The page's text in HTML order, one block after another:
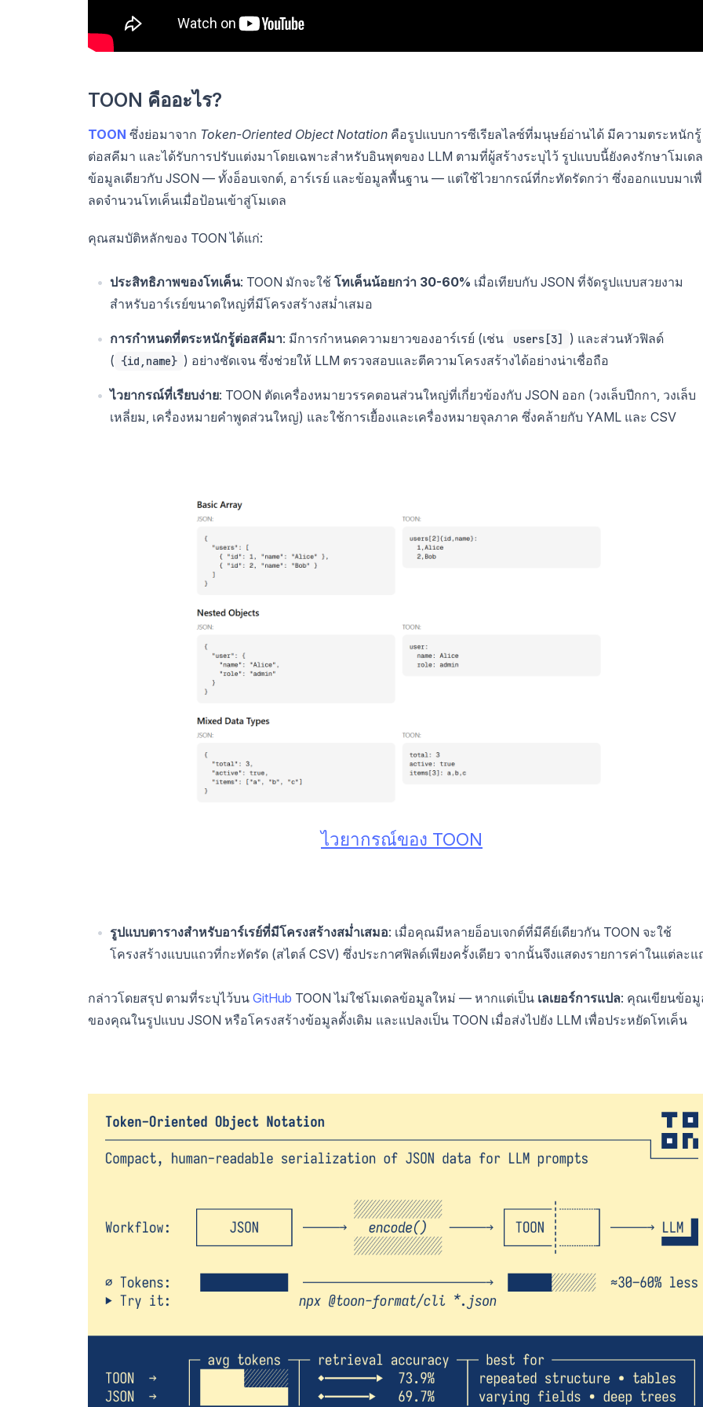
TOON คืออะไร?
TOON ซึ่งย่อมาจาก Token-Oriented Object Notation คือรูปแบบการซีเรียลไลซ์ที่มนุษย์อ่านได้ มีความตระหนักรู้
ต่อสคีมา และได้รับการปรับแต่งมาโดยเฉพาะสำหรับอินพุตของ LLM ตามที่ผู้สร้างระบุไว้ รูปแบบนี้ยังคงรักษาโมเดล
ข้อมูลเดียวกับ JSON — ทั้งอ็อบเจกต์, อาร์เรย์ และข้อมูลพื้นฐาน — แต่ใช้ไวยากรณ์ที่กะทัดรัดกว่า ซึ่งออกแบบมาเ
ลดจำนวนโทเค็นเมื่อป้อนเข้าสู่โมเดล
คุณสมบัติหลักของ TOON ได้แก่:
ประสิทธิภาพของโทเค็น: TOON มักจะใช้ โทเค็นน้อยกว่า 30-60% เมื่อเทียบกับ JSON ที่จัดรูปแบบสวยงาม
สำหรับอาร์เรย์ขนาดใหญ่ที่มีโครงสร้างสม่ำเสมอ
การกำหนดที่ตระหนักรู้ต่อสคีมา: มีการกำหนดความยาวของอาร์เรย์ (เช่น users[3]
) และส่วนหัวฟิลด์
( {id,name} ) อย่างชัดเจน ซึ่งช่วยให้ LLM ตรวจสอบและตีความโครงสร้างได้อย่างน่าเชื่อถือ
ไวยากรณ์ที่เรียบง่าย: TOON ตัดเครื่องหมายวรรคตอนส่วนใหญ่ที่เกี่ยวข้องกับ JSON ออก (วงเล็บปีกกา, วงเล็บ
เหลี่ยม, เครื่องหมายคำพูดส่วนใหญ่) และใช้การเยื้องและเครื่องหมายจุลภาค ซึ่งคล้ายกับ YAML และ CSV
ไวยากรณ์ของ TOON
รูปแบบตารางสำหรับอาร์เรย์ที่มีโครงสร้างสม่ำเสมอ: เมื่อคุณมีหลายอ็อบเจกต์ที่มีคีย์เดียวกัน TOON จะใช้
โครงสร้างแบบแถวที่กะทัดรัด (สไตล์ CSV) ซึ่งประกาศฟิลด์เพียงครั้งเดียว จากนั้นจึงแสดงรายการค่าในแต่ละแ
กล่าวโดยสรุป ตามที่ระบุไว้บน GitHub TOON ไม่ใช่โมเดลข้อมูลใหม่ — หากแต่เป็น เลเยอร์การแปล: คุณเขียนข้อ
ของคุณในรูปแบบ JSON หรือโครงสร้างข้อมูลดั้งเดิม และแปลงเป็น TOON เมื่อส่งไปยัง LLM เพื่อประหยัดโทเค็น